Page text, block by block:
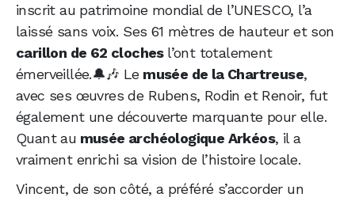
inscrit au patrimoine mondial de l’UNESCO, l’a
laissé sans voix. Ses 61 mètres de hauteur et son
carillon de 62 cloches l’ont totalement
émerveillée.🔔🎶 Le musée de la Chartreuse,
avec ses œuvres de Rubens, Rodin et Renoir, fut
également une découverte marquante pour elle.
Quant au musée archéologique Arkéos, il a
vraiment enrichi sa vision de l’histoire locale.
Vincent, de son côté, a préféré s’accorder un